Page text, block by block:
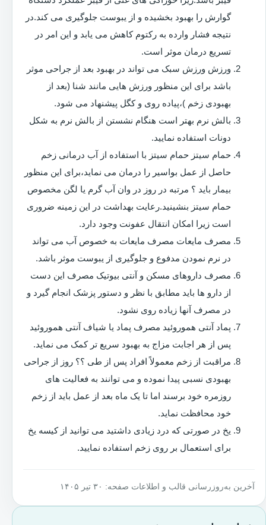
گوارش را بهبود بخشیده و از یبوست جلوگیری می کند.در
نتیجه فشار وارده به رکتوم کاهش می یابد و این امر در
تسریع درمان موثر است.
ورزش ورزش سبک می تواند در بهبود بعد از جراحی موثر
باشد برای این منظور ورزش هایی مانند شنا (بعد از
بهبودی زخم )،پیاده روی و کگل پیشنهاد می شود.
بالش نرم بهتر است هنگام نشستن از بالش نرم به شکل
دونات استفاده نمایید.
حمام سیتز حمام سیتز با استفاده از آب درمانی زخم
حاصل از عمل بواسیر را درمان می نماید،برای این منظور
بیمار باید ؟ مرتبه در روز در وان آب گرم یا لگن مخصوص
حمام سیتز بنشینید.رعایت بهداشت در این زمینه ضروری
است زیرا امکان انتقال عفونت وجود دارد.
مصرف مایعات مصرف مایعات به خصوص آب می تواند
در نرم نمودن مدفوع و جلوگیری از یبوست موثر باشد.
مصرف داروهای مسکن و آنتی بیوتیک مصرف این دست
از دارو ها باید مطابق با نظر و دستور پزشک انجام گیرد و
در مصرف آنها زیاده روی نشود.
پماد آنتی هموروئید مصرف پماد یا شیاف آنتی هموروئید
پس از هر اجابت مزاج به بهبود سریع تر کمک می نماید.
مراقبت از زخم معمولاً افراد پس از طی ؟؟ روز از جراحی
بهبودی نسبی پیدا نموده و می توانند به فعالیت های
روزمره خود برسند اما تا یک ماه بعد از عمل باید از زخم
خود محافظت نماید.
یخ در صورتی که درد زیادی داشتید می توانید از کیسه یخ
برای استعمال بر روی زخم استفاده نمایید.
آخرین به‌روزرسانی قالب و اطلاعات صفحه: ۳۰ تیر ۱۴۰۵